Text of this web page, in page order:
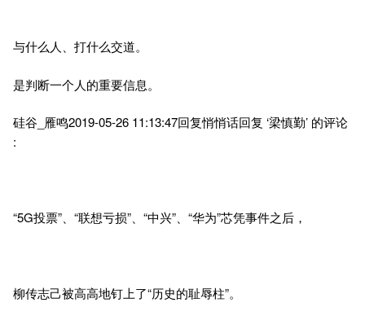
与什么人、打什么交道。
是判断一个人的重要信息。
硅谷_雁鸣2019-05-26 11:13:47回复悄悄话回复 ‘梁慎勤’ 的评论
:
“5G投票”、“联想亏损”、“中兴”、“华为”芯凭事件之后，
柳传志己被高高地钉上了“历史的耻辱柱”。